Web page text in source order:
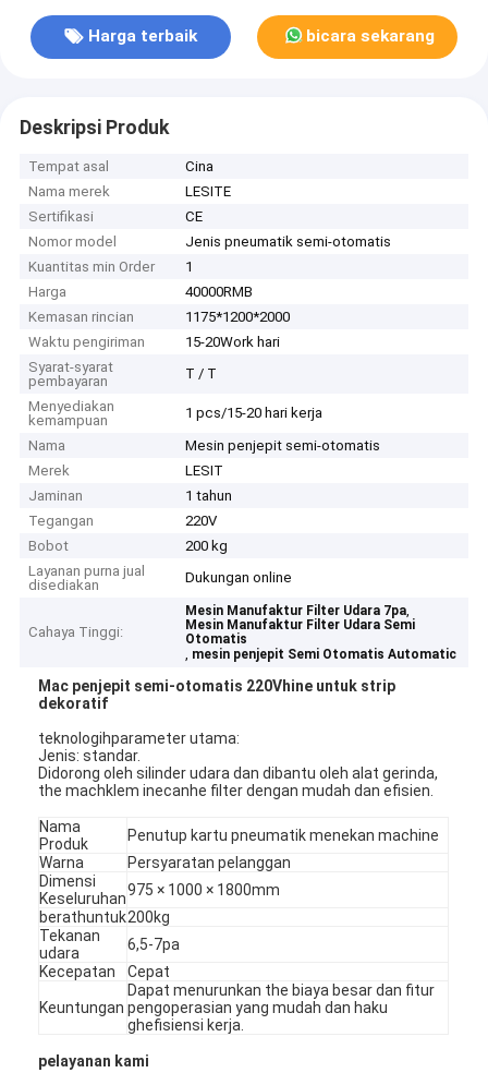
Harga terbaik bicara sekarang
Deskripsi Produk
Tempat asal
Cina
Nama merek
LESITE
Sertifikasi
CE
Nomor model
Jenis pneumatik semi-otomatis
Kuantitas min Order
1
Harga
40000RMB
Kemasan rincian
1175*1200*2000
Waktu pengiriman
15-20Work hari
Syarat-syarat
pembayaran
T / T
Menyediakan
kemampuan
1 pcs/15-20 hari kerja
Nama
Mesin penjepit semi-otomatis
Merek
LESIT
Jaminan
1 tahun
Tegangan
220V
Bobot
200 kg
Layanan purna jual
disediakan
Dukungan online
Cahaya Tinggi:
Mesin Manufaktur Filter Udara 7pa,
Mesin Manufaktur Filter Udara Semi
Otomatis
, mesin penjepit Semi Otomatis Automatic
Mac penjepit semi-otomatis 220Vhine untuk strip
dekoratif
teknologihparameter utama:
Jenis: standar.
Didorong oleh silinder udara dan dibantu oleh alat gerinda,
the machklem inecanhe filter dengan mudah dan efisien.
Nama
Produk
Penutup kartu pneumatik menekan machine
Warna
Persyaratan pelanggan
Dimensi
Keseluruhan975 × 1000 × 1800mm
berathuntuk200kg
Tekanan
udara
6,5-7pa
Kecepatan
Cepat
Keuntungan
Dapat menurunkan the biaya besar dan fitur
pengoperasian yang mudah dan haku
ghefisiensi kerja.
pelayanan kami